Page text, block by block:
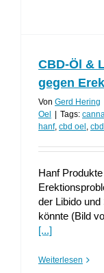
CBD-Öl &
gegen
Von Gerd Hering
Oel
Tags:
hanf, cbd oel ,
Hanf
der Libido
könnte (Bild
[...]
Weiterlesen